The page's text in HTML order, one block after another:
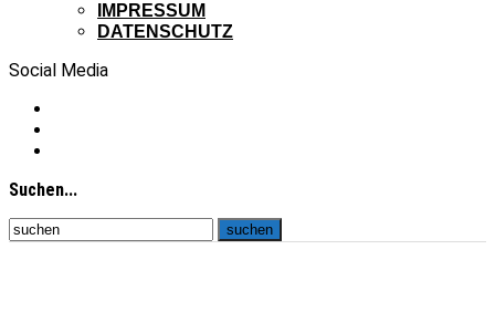
IMPRESSUM
DATENSCHUTZ
Social Media
Suchen...